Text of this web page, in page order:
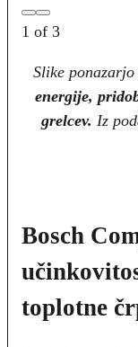
1 of 3
Slike
energije,
grelcev. Iz
Bosch
toplotne